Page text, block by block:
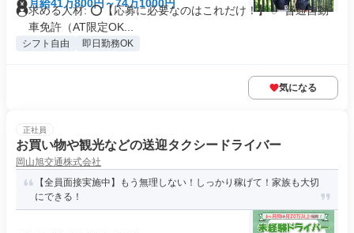
月給41万800円～74万1000円
求める人材: ⭕️【応募に必要なのはこれだけ！】 ✅ 普通自動
車免許（AT限定OK...
シフト自由 即日勤務OK
気になる
正社員
お買い物や観光などの送迎タクシードライバー
岡山旭交通株式会社
【全員面接実施中】もう無理しない！しっかり稼げて！家族も大切
にできる！